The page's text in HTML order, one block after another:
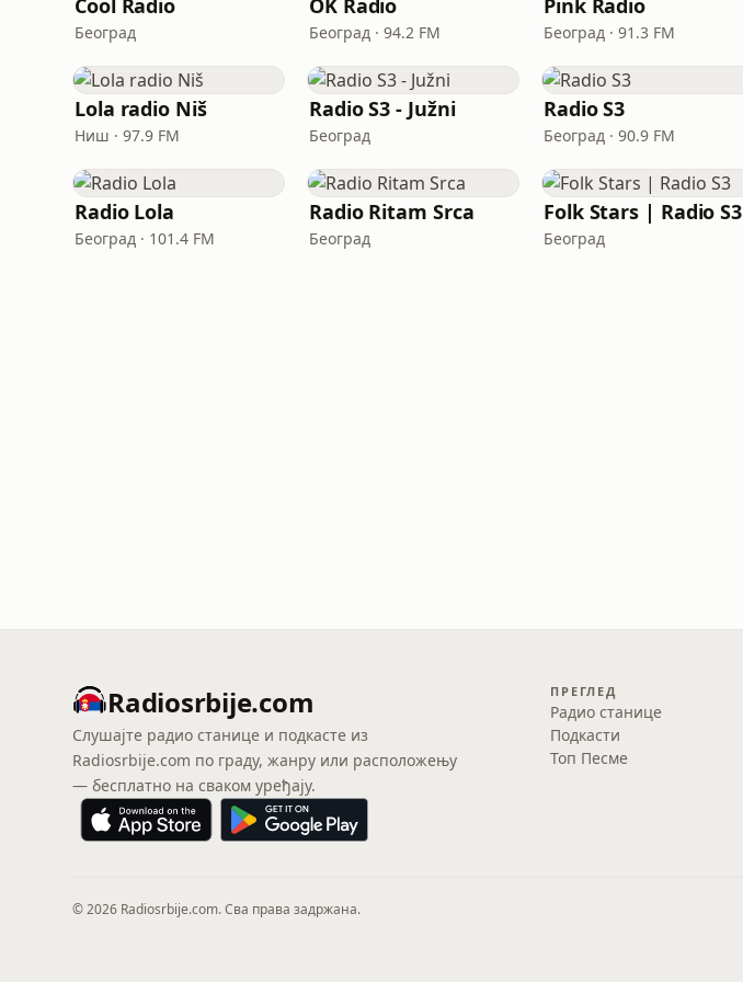
Cool Radio
Београд
OK Radio
Београд · 94.2 FM
Pink Radio
Београд · 91.3 FM
Lola radio Niš
Ниш · 97.9 FM
Radio S3 - Južni
Београд
Radio S3
Београд · 90.9 FM
Radio Lola
Београд · 101.4 FM
Radio Ritam Srca
Београд
Folk Stars | Radio S3
Београд
Radiosrbije.com
Слушајте радио станице и подкасте из
Radiosrbije.com по граду, жанру или расположењу
— бесплатно на сваком уређају.
ПРЕГЛЕД
Радио станице
Подкасти
Топ Песме
© 2026 Radiosrbije.com. Сва права задржана.